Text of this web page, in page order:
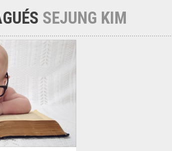
SEJUNG KIM